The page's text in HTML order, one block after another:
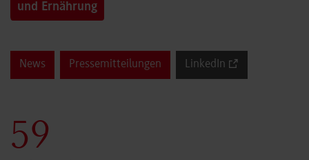
und Ernährung
News Pressemitteilungen LinkedIn
60